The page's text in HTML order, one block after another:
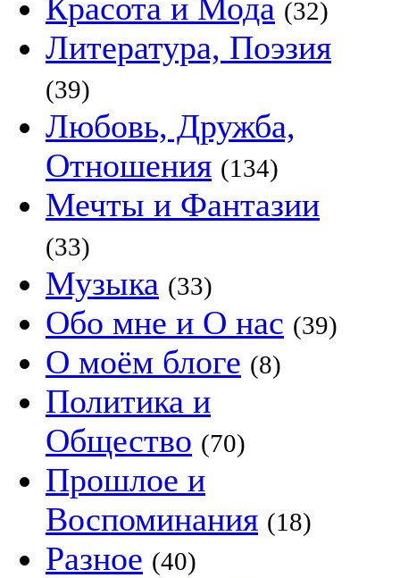
Красота и Мода (32)
Литература, Поэзия
(39)
Любовь, Дружба,
Отношения (134)
Мечты и Фантазии
(33)
Музыка (33)
Обо мне и О нас (39)
О моём блоге (8)
Политика и
Общество (70)
Прошлое и
Воспоминания (18)
Разное (40)